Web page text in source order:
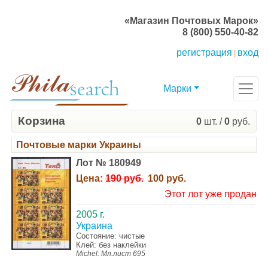
«Магазин Почтовых Марок»
8 (800) 550-40-82
регистрация
вход
Марки
Корзина 0 шт. /0 руб.
Почтовые марки Украины
Лот № 180949
Цена: 190 руб. 100 руб.
Этот лот уже продан
2005 г.
Украина
Состояние: чистые
Клей: без наклейки
Michel: Мл.лист 695